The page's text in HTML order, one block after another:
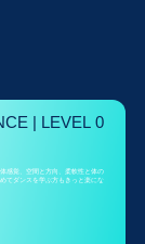
| LEVEL 0
感覚、空間と方向、柔軟性と体の
てダンスを学ぶ方もきっと楽にな